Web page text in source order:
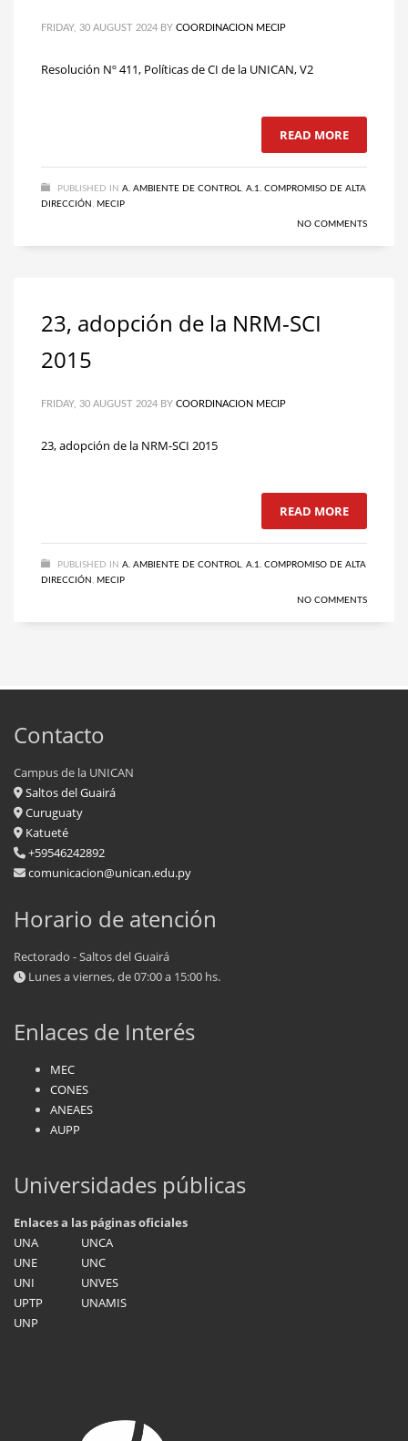
FRIDAY, 30 AUGUST 2024 BY COORDINACION MECIP
Resolución Nº 411, Políticas de CI de la UNICAN, V2
READ MORE
PUBLISHED IN A. AMBIENTE DE CONTROL
A.1. COMPROMISO DE ALTA
DIRECCIÓN
MECIP
NO COMMENTS
23, adopción de la NRM-SCI
2015
FRIDAY, 30 AUGUST 2024 BY COORDINACION MECIP
23, adopción de la NRM-SCI 2015
READ MORE
PUBLISHED IN A. AMBIENTE DE CONTROL
A.1. COMPROMISO DE ALTA
DIRECCIÓN
MECIP
NO COMMENTS
Contacto
Campus de la UNICAN
Saltos del Guairá
Curuguaty
Katueté
+59546242892
comunicacion@unican.edu.py
Horario de atención
Rectorado - Saltos del Guairá
Lunes a viernes, de 07:00 a 15:00 hs.
Enlaces de Interés
MEC
CONES
ANEAES
AUPP
Universidades públicas
Enlaces a las páginas oficiales
UNA
UNCA
UNE
UNC
UNI
UNVES
UPTP
UNAMIS
UNP